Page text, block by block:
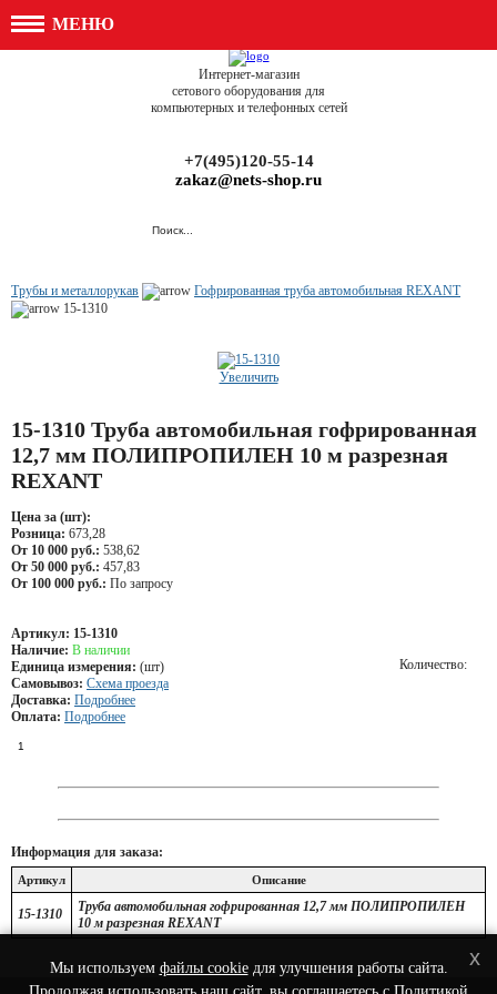
МЕНЮ
Мы используем файлы cookieдля улучшения работы сайта.
x
Интернет-магазин
сетового оборудования для
компьютерных и телефонных сетей
+7(495)120-55-14
zakaz@nets-shop.ru
Трубы и металлорукав
Гофрированная труба автомобильная REXANT
15-1310
Увеличить
15-1310 Труба автомобильная гофрированная
12,7 мм ПОЛИПРОПИЛЕН 10 м разрезная
REXANT
Цена за (шт):
Розница: 673,28
От 10 000 руб.: 538,62
От 50 000 руб.: 457,83
От 100 000 руб.: По запросу
Артикул: 15-1310
Наличие: В наличии
Единица измерения: (шт)
Самовывоз: Схема проезда
Доставка: Подробнее
Оплата: Подробнее
Количество:
Информация для заказа:
Артикул Описание
15-1310
Труба автомобильная гофрированная 12,7 мм ПОЛИПРОПИЛЕН
10 м разрезная REXANT